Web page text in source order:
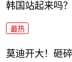
韩国站起来吗？
最热
莫迪开大！砸